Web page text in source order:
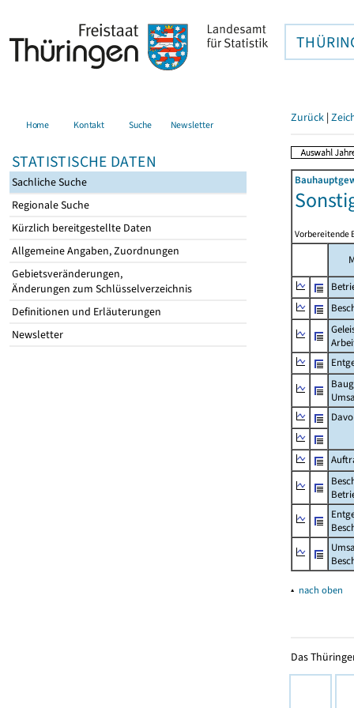
Home Kontakt Suche Newsletter
STATISTISCHE DATEN
Sachliche Suche
Regionale Suche
Kürzlich bereitgestellte Daten
Allgemeine Angaben, Zuordnungen
Gebietsveränderungen,
Änderungen zum Schlüsselverzeichnis
Definitionen und Erläuterungen
Newsletter
Zurück |
Vorbereitende
▴ nach oben
Das